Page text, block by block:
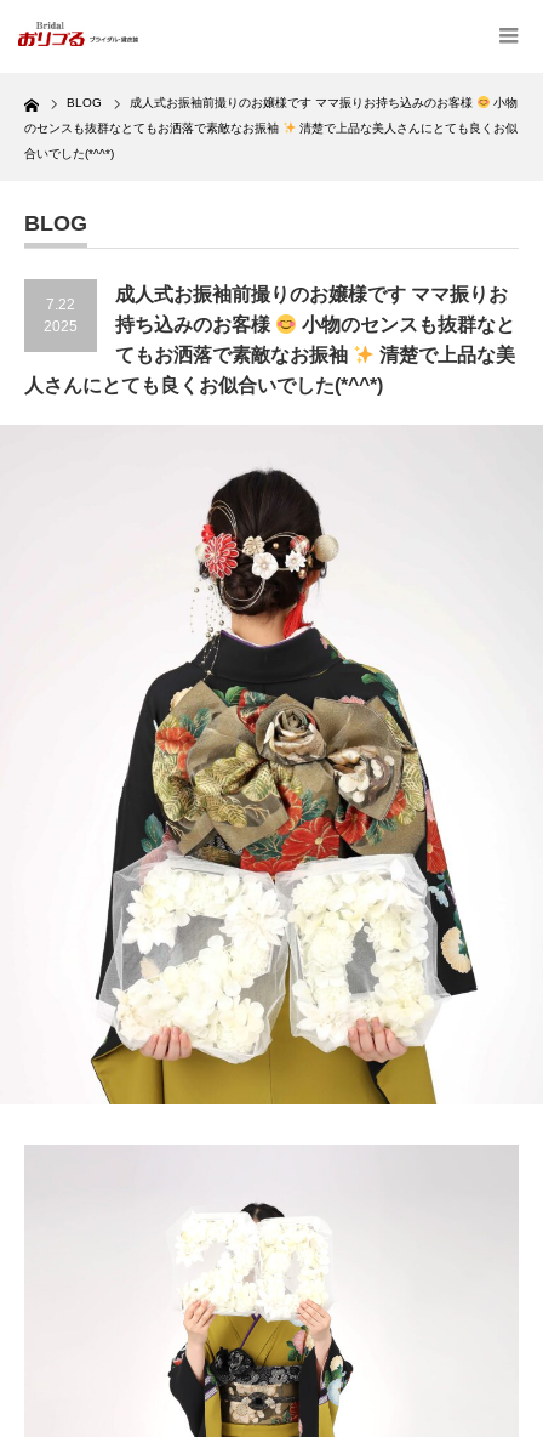
Home BLOG 成人式お振袖前撮りのお嬢様です ママ振りお持ち込みのお客様
小物
のセンスも抜群なとてもお洒落で素敵なお振袖
清楚で上品な美人さんにとても良くお似
合いでした(*^^*)
BLOG
7.22
2025
成人式お振袖前撮りのお嬢様です ママ振りお
持ち込みのお客様
小物のセンスも抜群なと
てもお洒落で素敵なお振袖
清楚で上品な美
人さんにとても良くお似合いでした(*^^*)